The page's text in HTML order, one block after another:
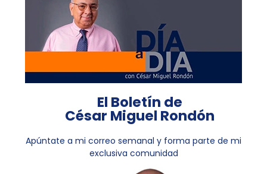
El Boletín de
César Miguel Rondón
Apúntate a mi correo semanal y forma parte de mi
exclusiva comunidad